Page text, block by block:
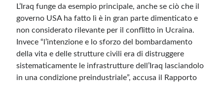
L’Iraq funge da esempio principale, anche se ciò che il
governo USA ha fatto lì è in gran parte dimenticato e
non considerato rilevante per il conflitto in Ucraina.
Invece “l’intenzione e lo sforzo del bombardamento
della vita e delle strutture civili era di distruggere
sistematicamente le infrastrutture dell’Iraq lasciandolo
in una condizione preindustriale”, accusa il Rapporto